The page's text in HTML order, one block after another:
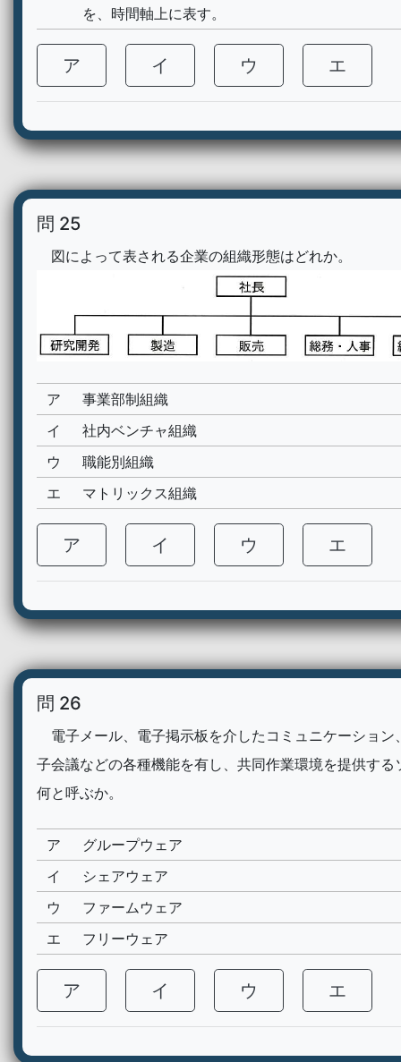
を、時間軸上に表す。
ア イ ウ エ
問 25
図によって表される企業の組織形態はどれか。
ア
事業部制組織
イ
社内ベンチャ組織
ウ
職能別組織
エ
マトリックス組織
ア イ ウ エ
問 26
電子メール、電子掲示板を介したコミュニケーション
子会議などの各種機能を有し、共同作業環境を提供する
何と呼ぶか。
ア
グループウェア
イ
シェアウェア
ウ
ファームウェア
エ
フリーウェア
ア イ ウ エ